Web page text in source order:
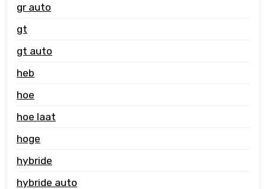
gr auto
gt
gt auto
heb
hoe
hoe laat
hoge
hybride
hybride auto